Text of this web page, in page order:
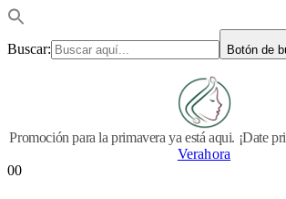
Buscar: Botón de
Promoción para la primavera ya está aqui. ¡Date
Verahora
00